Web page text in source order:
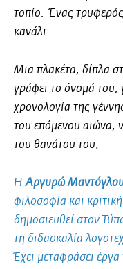
τοπίο. Ένας τρυφερός
κανάλι.
Μια πλακέτα, δίπλα
γράφει το όνοµά του,
χρονολογία της
του επόµενου αιώνα,
του θανάτου του;
ΗΑργυρώ
φιλοσοφία και
δηµοσιευθεί στον
τη διδασκαλία
Έχει µεταφράσει έργα